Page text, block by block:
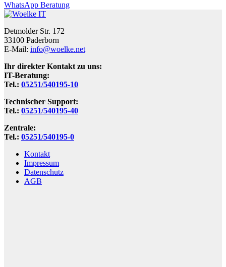
WhatsApp Beratung
Detmolder Str. 172
33100 Paderborn
E-Mail: info@woelke.net
Ihr direkter Kontakt zu uns:
IT-Beratung:
Tel.: 05251/540195-10
Technischer Support:
Tel.: 05251/540195-40
Zentrale:
Tel.: 05251/540195-0
Kontakt
Impressum
Datenschutz
AGB